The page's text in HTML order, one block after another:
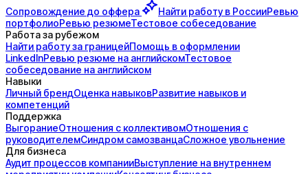
Сопровождение до оффера Найти работу в РоссииРевью
портфолиоРевью резюмеТестовое собеседование
Работа за рубежом
Найти работу за границейПомощь в оформлении
LinkedInРевью резюме на английскомТестовое
собеседование на английском
Навыки
Личный брендОценка навыковРазвитие навыков и
компетенций
Поддержка
ВыгораниеОтношения с коллективомОтношения с
руководителемСиндром самозванцаСложное увольнение
Для бизнеса
Аудит процессов компанииВыступление на внутреннем